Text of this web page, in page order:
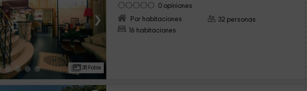
›
35 Fotos
0 opiniones
Por habitaciones
16 habitaciones
32 personas